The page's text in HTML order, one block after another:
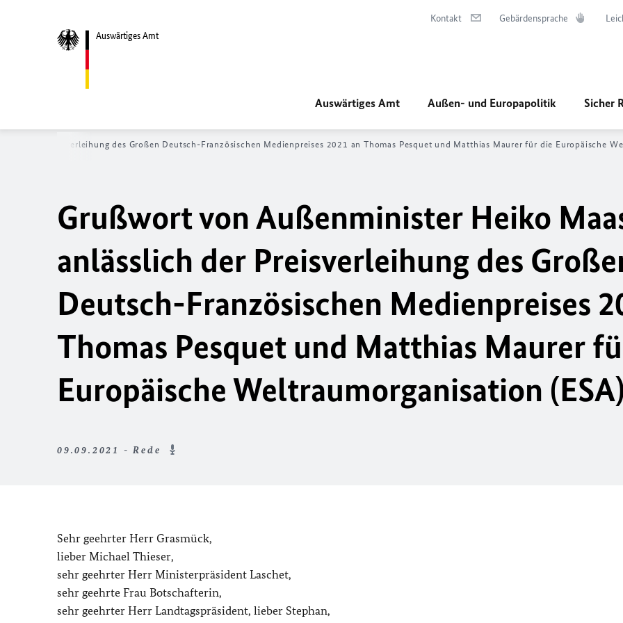
Auswärtiges Amt
Kontakt Gebärdensprache
Auswärtiges Amt Außen- und Europapolitik Sicher
der Preisverleihung des Großen Deutsch-Französischen Medienpreises 2021 an Thomas Pesquet und Matthias Maurer für die Europäische
Grußwort von Außenminister Heiko
anlässlich der Preisverleihung des
Deutsch-Französischen Medienpreises
Thomas Pesquet und Matthias Maurer
Europäische Weltraumorganisation (ESA)
09.09.2021 - Rede
Sehr geehrter Herr Grasmück,
lieber Michael Thieser,
sehr geehrter Herr Ministerpräsident Laschet,
sehr geehrte Frau Botschafterin,
sehr geehrter Herr Landtagspräsident, lieber Stephan,